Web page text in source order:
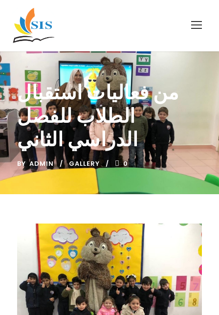
من فعاليات استقبال
الطلاب للفصل
الدراسي الثاني
BY ADMIN GALLERY 0